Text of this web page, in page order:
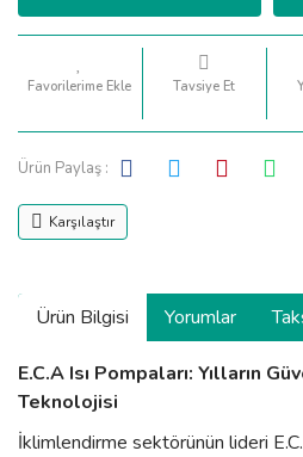
Tavsiye Et
Ürün Paylaş :
Karşılaştır
Ürün Bilgisi Yorumlar
E.C.A Isı Pompaları: Yılların
Teknolojisi
İklimlendirme sektörünün lideri